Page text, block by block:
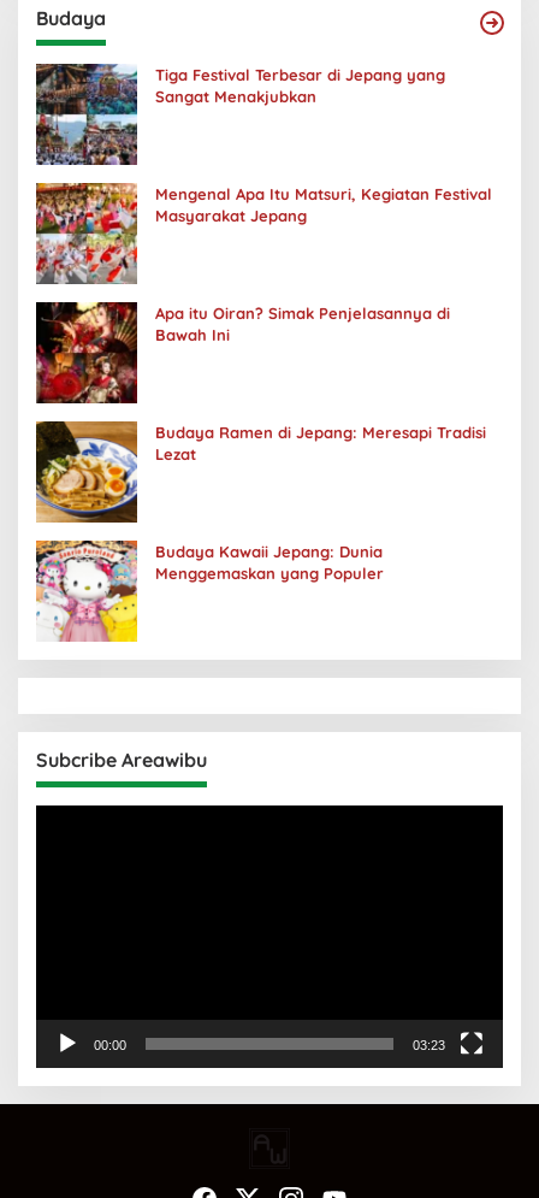
Budaya
Tiga Festival Terbesar di Jepang yang
Sangat Menakjubkan
Mengenal Apa Itu Matsuri, Kegiatan Festival
Masyarakat Jepang
Apa itu Oiran? Simak Penjelasannya di
Bawah Ini
Budaya Ramen di Jepang: Meresapi Tradisi
Lezat
Budaya Kawaii Jepang: Dunia
Menggemaskan yang Populer
Subcribe Areawibu
00:00 03:23